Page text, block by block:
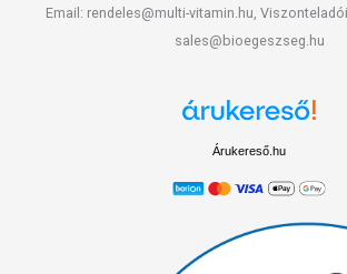
Email: rendeles@multi-vitamin.hu, Viszonteladói
sales@bioegeszseg.hu
Árukereső.hu